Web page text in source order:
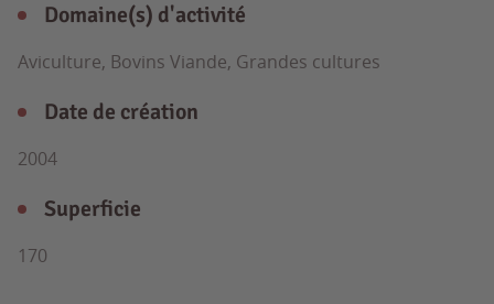
Domaine(s) d'activité
Aviculture, Bovins Viande, Grandes cultures
Date de création
2004
Superficie
170